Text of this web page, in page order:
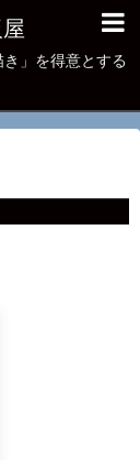
き」を得意とする